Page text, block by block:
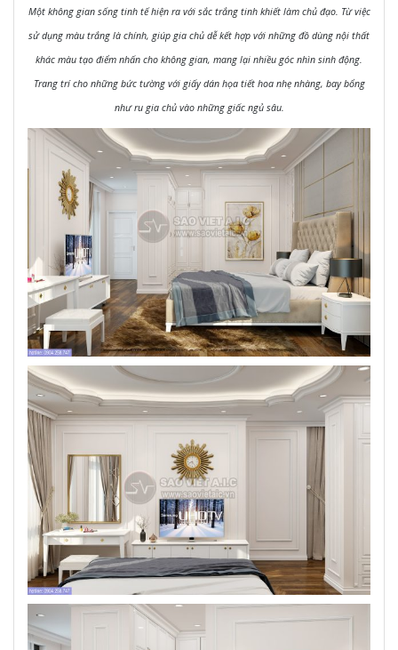
Một không gian sống tinh tế hiện ra với sắc trắng tinh khiết làm chủ đạo. Từ việc
sử dụng màu trắng là chính, giúp gia chủ dễ kết hợp với những đồ dùng nội thất
khác màu tạo điểm nhấn cho không gian, mang lại nhiều góc nhìn sinh động.
Trang trí cho những bức tường với giấy dán họa tiết hoa nhẹ nhàng, bay bổng
như ru gia chủ vào những giấc ngủ sâu.